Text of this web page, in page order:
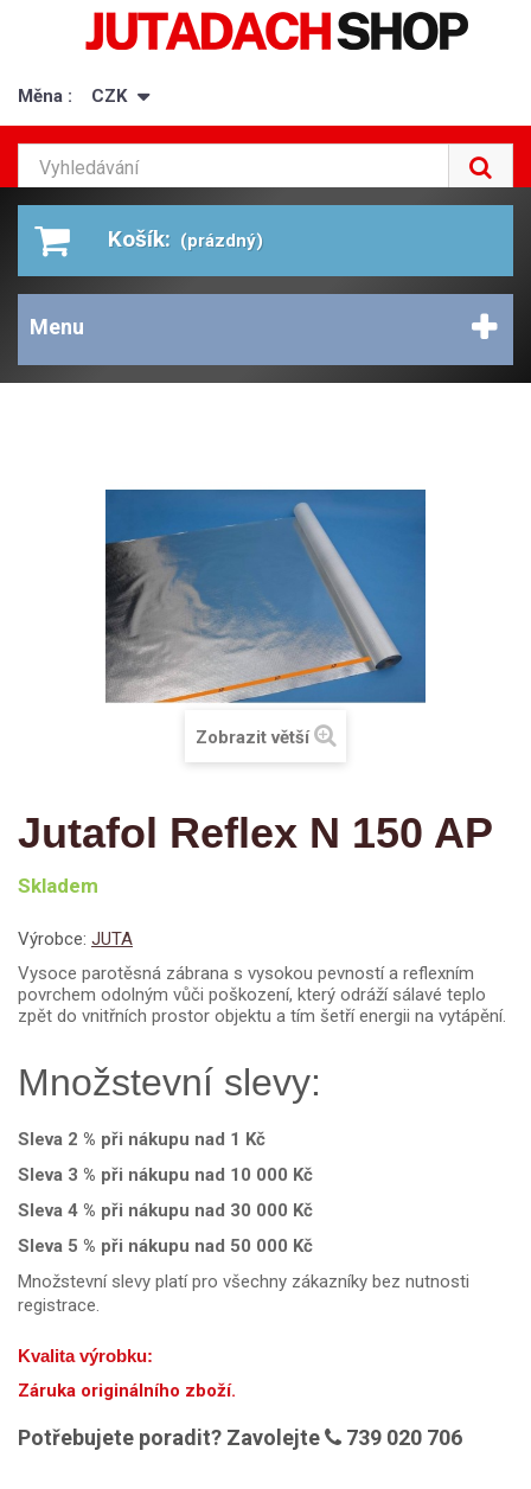
Měna : CZK
Košík: (prázdný)
Menu
Zobrazit větší
Jutafol Reflex N 150 AP
Skladem
Výrobce: JUTA
Vysoce parotěsná zábrana s vysokou pevností a reflexním
povrchem odolným vůči poškození, který odráží sálavé teplo
zpět do vnitřních prostor objektu a tím šetří energii na vytápění.
Množstevní slevy:
Sleva 2 % při nákupu nad 1 Kč
Sleva 3 % při nákupu nad 10 000 Kč
Sleva 4 % při nákupu nad 30 000 Kč
Sleva 5 % při nákupu nad 50 000 Kč
Množstevní slevy platí pro všechny zákazníky bez nutnosti
registrace.
Kvalita výrobku:
Záruka originálního zboží.
Potřebujete poradit? Zavolejte 739 020 706